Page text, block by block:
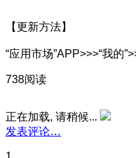
【更新方法】
“应用市场”APP>>>“我的
738阅读
正在加载, 请稍候...
发表评论…